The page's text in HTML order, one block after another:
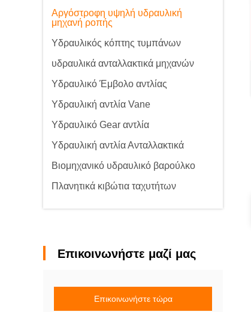
Αργόστροφη υψηλή υδραυλική
μηχανή ροπής
Υδραυλικός κόπτης τυμπάνων
υδραυλικά ανταλλακτικά μηχανών
Υδραυλικό Έμβολο αντλίας
Υδραυλική αντλία Vane
Υδραυλικό Gear αντλία
Υδραυλική αντλία Ανταλλακτικά
Βιομηχανικό υδραυλικό βαρούλκο
Πλανητικά κιβώτια ταχυτήτων
Επικοινωνήστε μαζί μας
Επικοινωνήστε τώρα